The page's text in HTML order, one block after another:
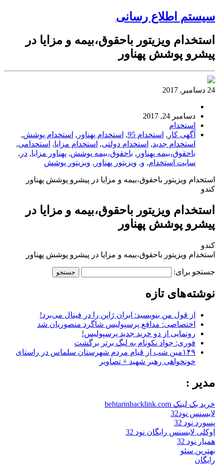
سیستم اطلاع رسانی
استخدام ویزیتور باحقوق،بیمه و مزایا در
پیشرو پوشش پهناور
24 دسامبر, 2017
دسامبر 24, 2017
استخدام
آگهی کار , استخدام 95 , استخدام پهناور , استخدام پوشش,
استخدام جدید, استخدام دولتی, استخدام مزایا, استخدامی,
باحقوق،بیمه پهناور , باحقوق،بیمه پوشش, پهناور مزایا, در ,
سایت استخدام, و, ویزیتور پهناور , ویزیتور پوشش
استخدام ویزیتور باحقوق،بیمه و مزایا در پیشرو پوشش پهناور
کندو
استخدام ویزیتور باحقوق،بیمه و مزایا در
پیشرو پوشش پهناور
کندو
استخدام ویزیتور باحقوق،بیمه و مزایا در پیشرو پوشش پهناور
جستجو برای:
نوشته‌های تازه
از قول من بنویسید: ایران ژاپن را در فینال می‌برد!
اختصاصی: مدافع پرسپولیس شاگرد منصوریان شد
رونمایی از دو خرید جدید پرسپولیس!
فوری: جواد نکونام به لیگ برتر برگشت
۱۴۹مین شب از قیام مردم شهرستان سلماس در راستای
خونخواهی رهبر شهید + تصاویر
مدیر :
خرید بک لینک behtarinbacklink.com
لایسنس نود32
پسورد نود 32
اوکلی لایسنس رایگان نود 32
همیار نود 32
بهترین سئو
رایگان